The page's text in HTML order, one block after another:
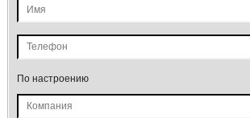
По настроению